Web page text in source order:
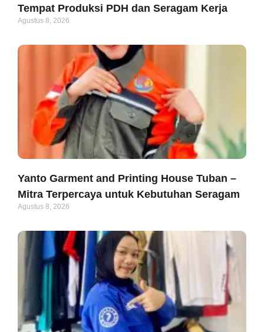
Tempat Produksi PDH dan Seragam Kerja
Agustus 8, 2026
Yanto Garment and Printing House Tuban –
Mitra Terpercaya untuk Kebutuhan Seragam
Agustus 8, 2026